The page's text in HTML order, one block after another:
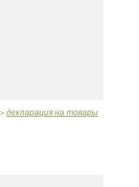
> декларация на товары